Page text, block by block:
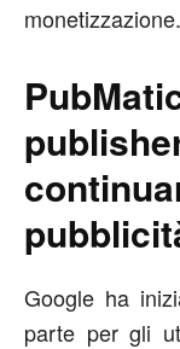
monetizzazione.
Google ha
parte per gli